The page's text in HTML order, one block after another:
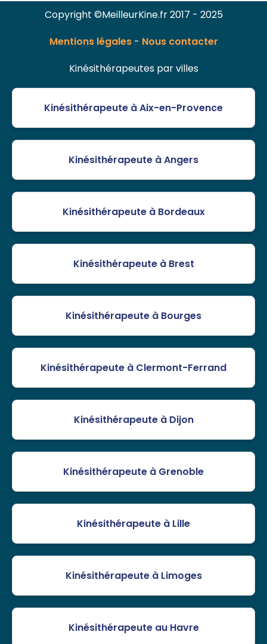
Copyright ©MeilleurKine.fr 2017 - 2025
Mentions légales- Nous contacter
Kinésithérapeutes par villes
Kinésithérapeute à Aix-en-Provence
Kinésithérapeute à Angers
Kinésithérapeute à Bordeaux
Kinésithérapeute à Brest
Kinésithérapeute à Bourges
Kinésithérapeute à Clermont-Ferrand
Kinésithérapeute à Dijon
Kinésithérapeute à Grenoble
Kinésithérapeute à Lille
Kinésithérapeute à Limoges
Kinésithérapeute au Havre